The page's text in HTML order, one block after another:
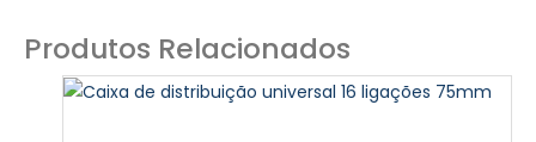
Produtos Relacionados